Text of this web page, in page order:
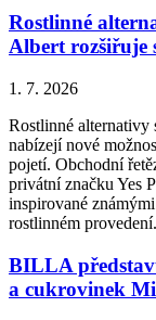
Rostlinné
Albert rozšiřuje
1. 7. 2026
Rostlinné alternativy
nabízejí nové
pojetí. Obchodní
privátní značku Yes
inspirované
rostlinném provedení.
BILLA
a cukrovinek